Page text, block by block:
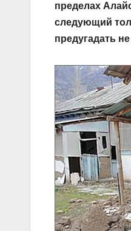
пределах
следующий
предугадать